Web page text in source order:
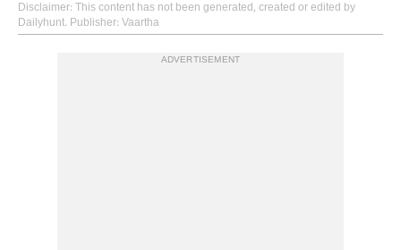
Disclaimer: This content has not been generated, created or edited by
Dailyhunt. Publisher: Vaartha
ADVERTISEMENT